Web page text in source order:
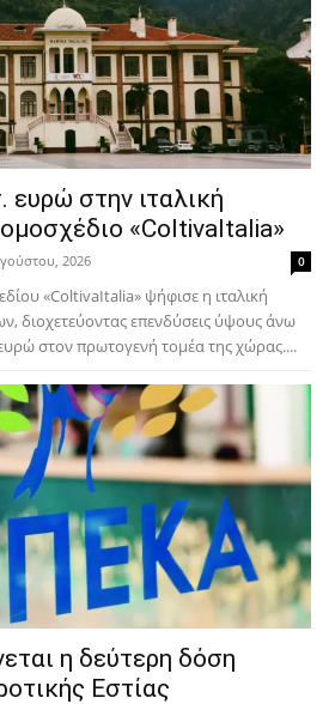
στην ιταλική
«ColtivaItalia»
2026 0
«ColtivaItalia» ψήφισε η ιταλική
διοχετεύοντας επενδύσεις ύψους άνω
στον πρωτογενή τομέα της χώρας....
η δεύτερη δόση
Εστίας